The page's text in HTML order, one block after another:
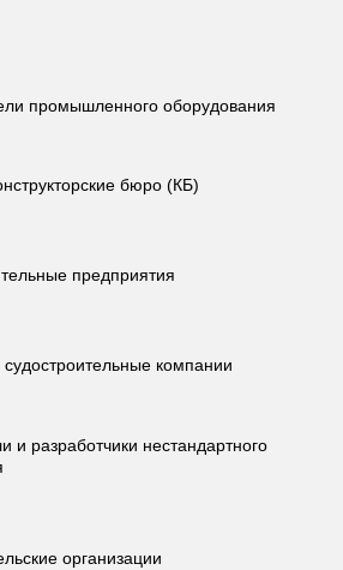
промышленного оборудования
бюро (КБ)
предприятия
компании
и разработчики нестандартного
организации